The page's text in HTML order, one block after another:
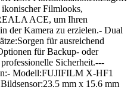
ikonischer Filmlooks,
ACE, um Ihren
der Kamera zu erzielen.- Dual
für ausreichend
für Backup- oder
Sicherheit.---
Modell:FUJIFILM X-HF1
mm x 15.6 mm